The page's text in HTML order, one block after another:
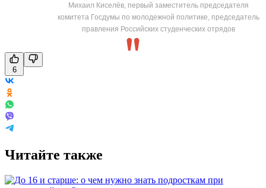
Михаил Киселёв, первый заместитель председателя
комитета Госдумы по молодежной политике, председатель
правления Российских студенческих отрядов
6
Читайте также